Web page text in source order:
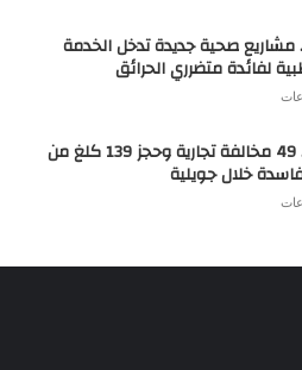
صحية جديدة تدخل الخدمة
لفائدة متضرري الحرائق
المسيلة.. 49 مخالفة تجارية وحجز 139 كلغ من
خلال جويلية